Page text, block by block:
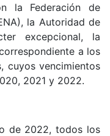
la Federación de
la Autoridad de
excepcional, la
a los
cuyos vencimientos
2021 y 2022.
de 2022, todos los